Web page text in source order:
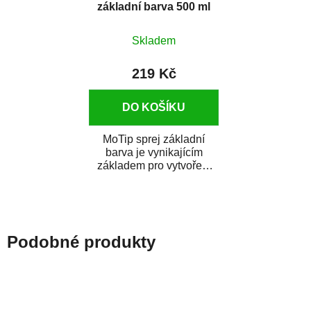
základní barva 500 ml
Skladem
219 Kč
DO KOŠÍKU
MoTip sprej základní
barva je vynikajícím
základem pro vytvoření
Podobné produkty